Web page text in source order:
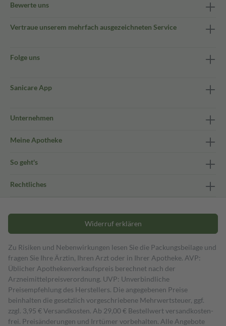
Bewerte uns
Vertraue unserem mehrfach ausgezeichneten Service
Folge uns
Sanicare App
Unternehmen
Meine Apotheke
So geht's
Rechtliches
Widerruf erklären
Zu Risiken und Nebenwirkungen lesen Sie die Packungsbeilage und
fragen Sie Ihre Ärztin, Ihren Arzt oder in Ihrer Apotheke. AVP:
Üblicher Apothekenverkaufspreis berechnet nach der
Arzneimittelpreisverordnung. UVP: Unverbindliche
Preisempfehlung des Herstellers. Die angegebenen Preise
beinhalten die gesetzlich vorgeschriebene Mehrwertsteuer, ggf.
zzgl. 3,95 € Versandkosten. Ab 29,00 € Bestell­wert versand­kosten­
frei. Preisänderungen und Irrtümer vorbehalten. Alle Angebote